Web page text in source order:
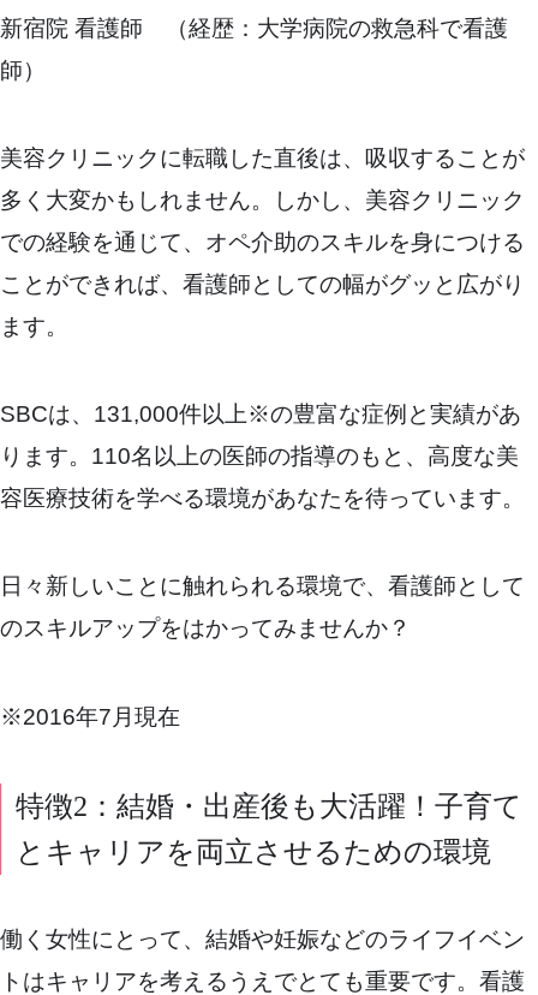
新宿院 看護師 （経歴：大学病院の救急科で看護
師）
美容クリニックに転職した直後は、吸収することが
多く大変かもしれません。しかし、美容クリニック
での経験を通じて、オペ介助のスキルを身につける
ことができれば、看護師としての幅がグッと広がり
ます。
SBCは、131,000件以上※の豊富な症例と実績があ
ります。110名以上の医師の指導のもと、高度な美
容医療技術を学べる環境があなたを待っています。
日々新しいことに触れられる環境で、看護師として
のスキルアップをはかってみませんか？
※2016年7月現在
特徴2：結婚・出産後も大活躍！子育て
とキャリアを両立させるための環境
働く女性にとって、結婚や妊娠などのライフイベン
トはキャリアを考えるうえでとても重要です。看護